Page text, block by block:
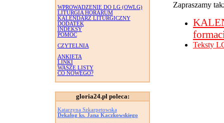
WPROWADZENIE DO LG (OWLG)
LITURGIA HORARUM
KALENDARZ LITURGICZNY
DODATEK
INDEKSY
POMOC
CZYTELNIA
ANKIETA
LINKI
WASZE LISTY
CO NOWEGO?
gloria24.pl poleca:
Katarzyna Szkarpetowska
Dekalog ks. Jana Kaczkowskiego
Zapraszamy
Teksty